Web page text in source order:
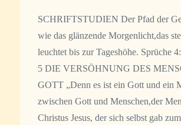
SCHRIFTSTUDIEN Der Pfad der
wie das glänzende Morgenlicht,das
leuchtet bis zur Tageshöhe. Sprüche
5 DIE VERSÖHNUNG DES
GOTT „Denn es ist ein Gott und ein
zwischen Gott und Menschen,der
Christus Jesus, der sich selbst gab zum